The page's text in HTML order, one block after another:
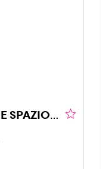
RISTORANTE CALDO E SPAZIOSO